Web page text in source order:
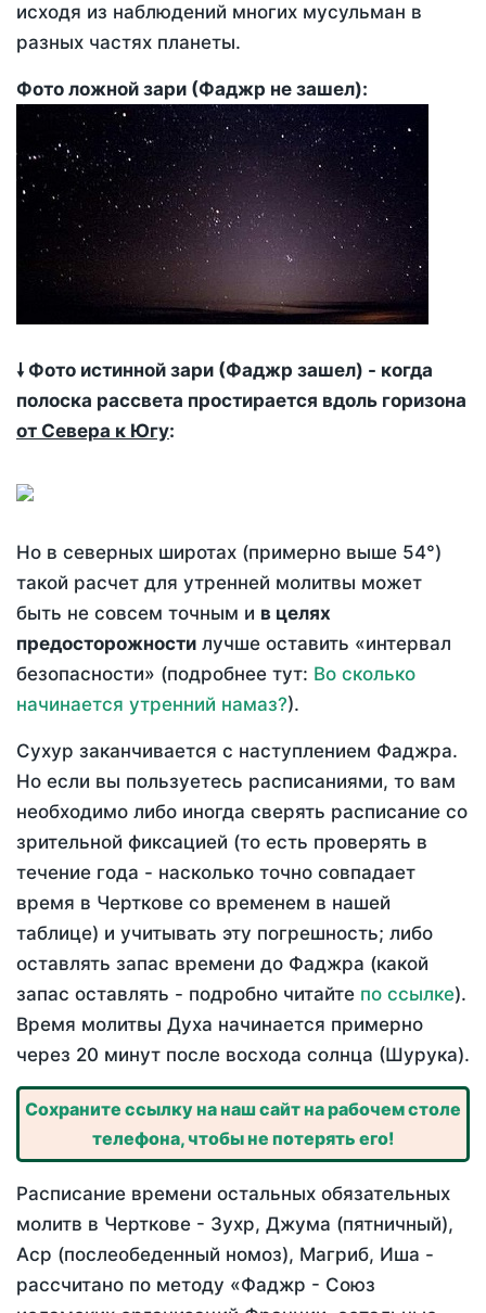
исходя из наблюдений многих мусульман в
разных частях планеты.
Фото ложной зари (Фаджр не зашел):
🠗 Фото истинной зари (Фаджр зашел) - когда
полоска рассвета простирается вдоль горизона
от Севера к Югу:
Но в северных широтах (примерно выше 54°)
такой расчет для утренней молитвы может
быть не совсем точным и в целях
предосторожности лучше оставить «интервал
безопасности» (подробнее тут: Во сколько
начинается утренний намаз?).
Сухур заканчивается с наступлением Фаджра.
Но если вы пользуетесь расписаниями, то вам
необходимо либо иногда сверять расписание со
зрительной фиксацией (то есть проверять в
течение года - насколько точно совпадает
время в Черткове со временем в нашей
таблице) и учитывать эту погрешность; либо
оставлять запас времени до Фаджра (какой
запас оставлять - подробно читайте по ссылке).
Время молитвы Духа начинается примерно
через 20 минут после восхода солнца (Шурука).
Сохраните ссылку на наш сайт на рабочем столе
телефона, чтобы не потерять его!
Расписание времени остальных обязательных
молитв в Черткове - Зухр, Джума (пятничный),
Аср (послеобеденный номоз), Магриб, Иша -
рассчитано по методу «Фаджр - Союз